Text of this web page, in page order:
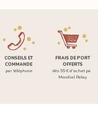
CONSEILS ET
COMMANDE
par téléphone
FRAIS DE PORT
OFFERTS
dès 55 € d'achat par
Mondial Relay